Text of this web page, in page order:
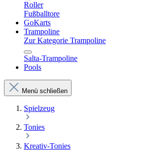
Roller
Fußballtore
GoKarts
Trampoline
Zur Kategorie Trampoline
Salta-Trampoline
Pools
Menü schließen
Spielzeug
Tonies
Kreativ-Tonies